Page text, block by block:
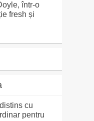
într-o
fresh și
cu
pentru